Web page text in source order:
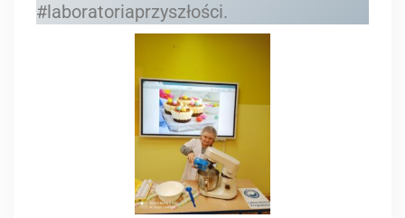
#laboratoriaprzyszłości.